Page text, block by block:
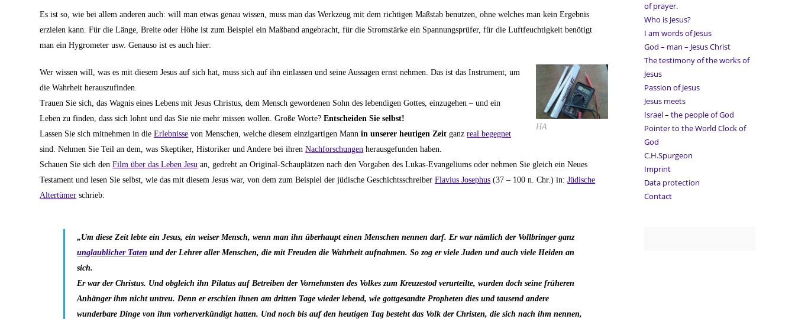
Es ist so, wie bei allem anderen auch: will man etwas genau wissen, muss man das Werkzeug mit dem richtigen Maßstab benutzen, ohne welches man kein Ergebnis
erzielen kann. Für die Länge, Breite oder Höhe ist zum Beispiel ein Maßband angebracht, für die Stromstärke ein Spannungsprüfer, für die Luftfeuchtigkeit benötigt
man ein Hygrometer usw. Genauso ist es auch hier:
HA
Wer wissen will, was es mit diesem Jesus auf sich hat, muss sich auf ihn einlassen und seine Aussagen ernst nehmen. Das ist das Instrument, um
die Wahrheit herauszufinden.
Trauen Sie sich, das Wagnis eines Lebens mit Jesus Christus, dem Mensch gewordenen Sohn des lebendigen Gottes, einzugehen – und ein
Leben zu finden, dass sich lohnt und das Sie nie mehr missen wollen. Große Worte?Entscheiden Sie selbst!
Lassen Sie sich mitnehmen in dieErlebnisse von Menschen, welche diesem einzigartigen Mannin unserer heutigen Zeit ganzreal begegnet
sind. Nehmen Sie Teil an dem, was Skeptiker, Historiker und Andere bei ihrenNachforschungen herausgefunden haben.
Schauen Sie sich denFilm über das Leben Jesu an, gedreht an Original-Schauplätzen nach den Vorgaben des Lukas-Evangeliums oder nehmen Sie gleich ein Neues
Testament und lesen Sie selbst, wie das mit diesem Jesus war, von dem zum Beispiel der jüdische GeschichtsschreiberFlavius Josephus (37 – 100 n. Chr.) in:Jüdische
Altertümer schrieb:
„Um diese Zeit lebte ein Jesus, ein weiser Mensch, wenn man ihn überhaupt einen Menschen nennen darf. Er war nämlich der Vollbringer ganz
unglaublicher Taten und der Lehrer aller Menschen, die mit Freuden die Wahrheit aufnahmen. So zog er viele Juden und auch viele Heiden an
sich.
Er war der Christus. Und obgleich ihn Pilatus auf Betreiben der Vornehmsten des Volkes zum Kreuzestod verurteilte, wurden doch seine früheren
Anhänger ihm nicht untreu. Denn er erschien ihnen am dritten Tage wieder lebend, wie gottgesandte Propheten dies und tausend andere
wunderbare Dinge von ihm vorherverkündigt hatten. Und noch bis auf den heutigen Tag besteht das Volk der Christen, die sich nach ihm nennen,
of prayer.
Who is Jesus?
I am words of Jesus
God – man – Jesus Christ
The testimony of the works of
Jesus
Passion of Jesus
Jesus meets
Israel – the people of God
Pointer to the World Clock of
God
C.H.Spurgeon
Imprint
Data protection
Contact